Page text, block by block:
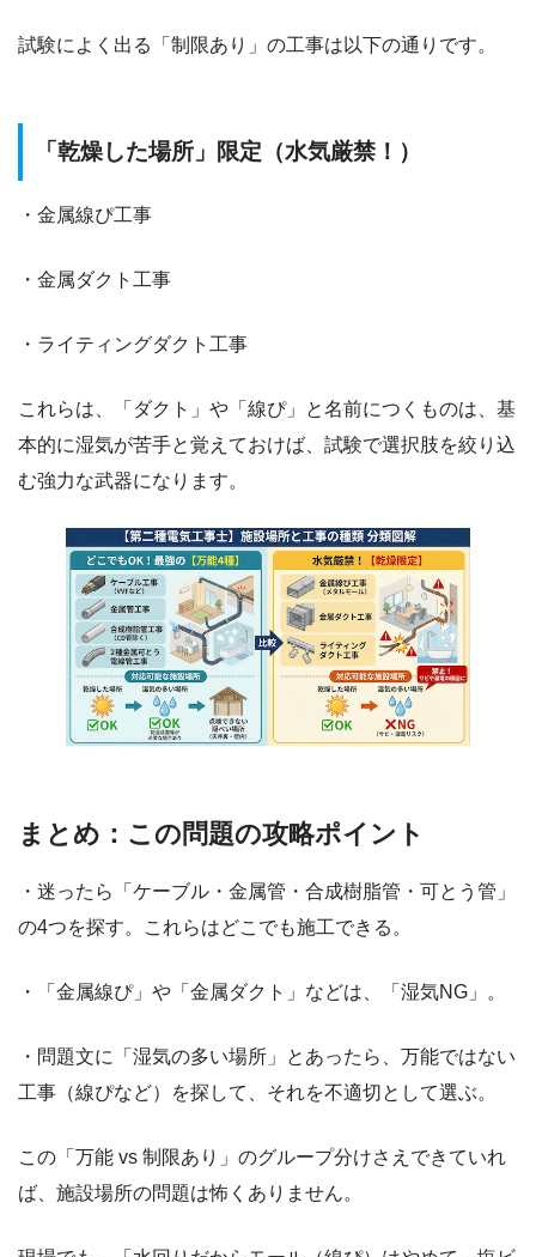
試験によく出る「制限あり」の工事は以下の通りです。
「乾燥した場所」限定（水気厳禁！）
・金属線ぴ工事
・金属ダクト工事
・ライティングダクト工事
これらは、「ダクト」や「線ぴ」と名前につくものは、基
本的に湿気が苦手と覚えておけば、試験で選択肢を絞り込
む強力な武器になります。
まとめ：この問題の攻略ポイント
・迷ったら「ケーブル・金属管・合成樹脂管・可とう管」
の4つを探す。これらはどこでも施工できる。
・「金属線ぴ」や「金属ダクト」などは、「湿気NG」。
・問題文に「湿気の多い場所」とあったら、万能ではない
工事（線ぴなど）を探して、それを不適切として選ぶ。
この「万能 vs 制限あり」のグループ分けさえできていれ
ば、施設場所の問題は怖くありません。